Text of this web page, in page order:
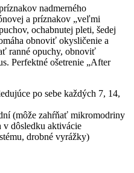
nadmerného
a príznakov „veľmi
ochabnutej pleti, šedej
obnoviť okysličenie a
ranné opuchy, obnoviť
Perfektné ošetrenie „After
po sebe každých 7, 14,
(môže zahŕňať mikromodriny
v dôsledku aktivácie
drobné vyrážky)